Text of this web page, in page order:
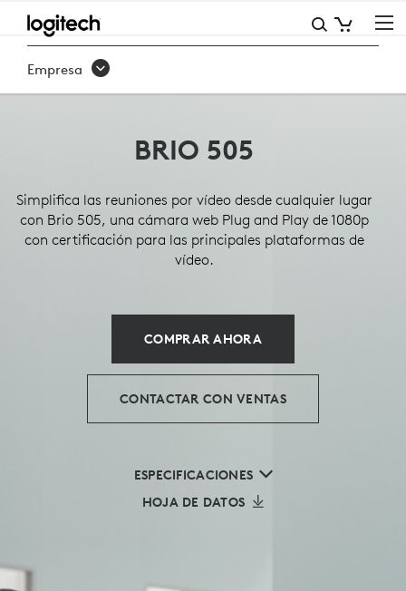
CÁMARA
WEB
EMPRESARIAL
Empresa
BRIO 505
Simplifica las reuniones por vídeo desde cualquier lugar
con Brio 505, una cámara web Plug and Play de 1080p
con certificación para las principales plataformas de
vídeo.
COMPRAR AHORA
CONTACTAR CON VENTAS
ESPECIFICACIONES
HOJA DE DATOS